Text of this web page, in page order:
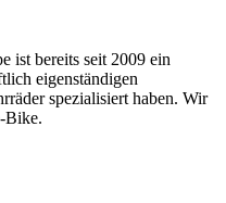
ist bereits seit 2009 ein
eigenständigen
spezialisiert haben. Wir
Bike.